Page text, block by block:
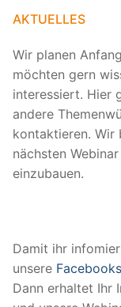
AKTUELLES
Wir planen
möchten gern
interessiert. Hier
andere
kontaktieren. Wir
nächsten
einzubauen.
Damit ihr
unsere
Dann erhaltet Ihr